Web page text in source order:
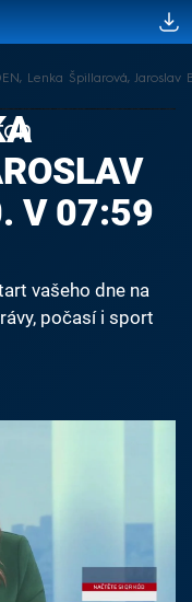
Lenka Špillarová, Jaroslav
V 07:59
vašeho dne na
počasí i sport